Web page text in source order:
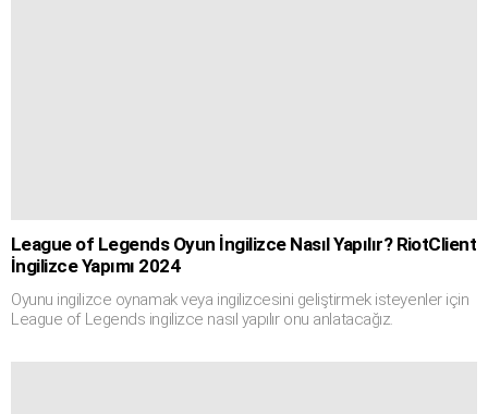
League of Legends Oyun İngilizce Nasıl Yapılır? RiotClient
İngilizce Yapımı 2024
Oyunu ingilizce oynamak veya ingilizcesini geliştirmek isteyenler için
League of Legends ingilizce nasıl yapılır onu anlatacağız.